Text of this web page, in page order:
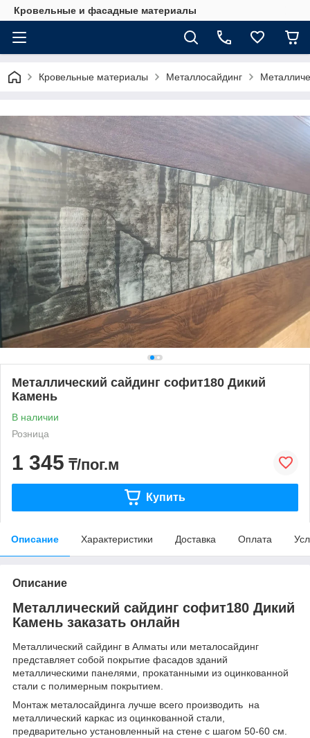
Кровельные и фасадные материалы
Кровельные материалы Металлосайдинг
Металлический сайдинг софит180 Дикий
Камень
В наличии
Розница
1 345 ₸/пог.м
Купить
Описание Характеристики Доставка Оплата
Описание
Металлический сайдинг софит180 Дикий
Камень заказать онлайн
Металлический сайдинг в Алматы или металосайдинг
представляет собой покрытие фасадов зданий
металлическими панелями, прокатанными из оцинкованной
стали с полимерным покрытием.
Монтаж металосайдинга лучше всего производить на
металлический каркас из оцинкованной стали,
предварительно установленный на стене с шагом 50-60 см.